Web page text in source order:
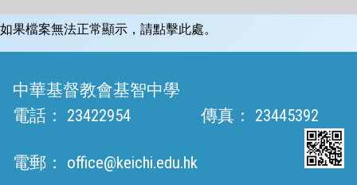
如果檔案無法正常顯示，請點擊此處。
中華基督教會基智中學
電話：
23422954 傳真： 23445392
電郵： office@keichi.edu.hk